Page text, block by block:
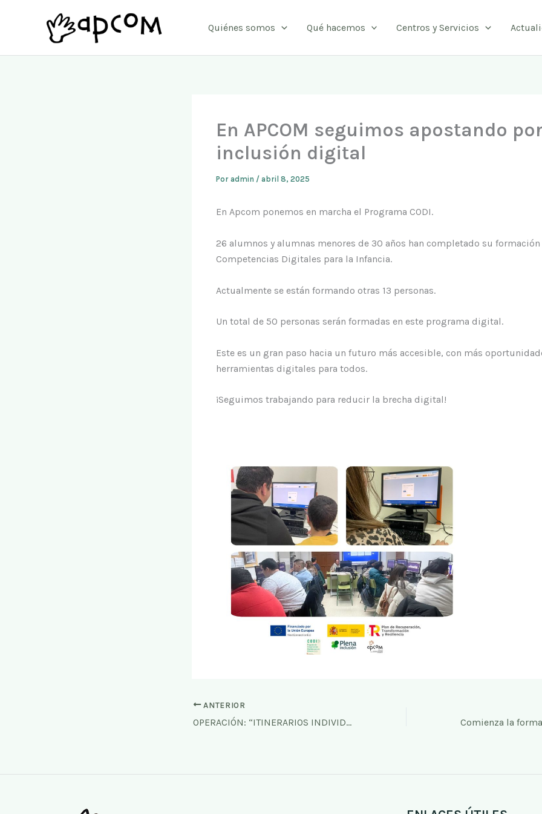
Quiénes somos Qué hacemos Centros y Servicios
En APCOM seguimos apostando
inclusión digital
Por admin / abril 8, 2025
En Apcom ponemos en marcha el Programa CODI.
26 alumnos y alumnas menores de 30 años han completado su formación
Competencias Digitales para la Infancia.
Actualmente se están formando otras 13 personas.
Un total de 50 personas serán formadas en este programa digital.
Este es un gran paso hacia un futuro más accesible, con más
herramientas digitales para todos.
¡Seguimos trabajando para reducir la brecha digital!
ANTERIOR
OPERACIÓN: “ITINERARIOS INDIVIDUALIZADOS PARA LA INCLUSIÓN LABORAL”